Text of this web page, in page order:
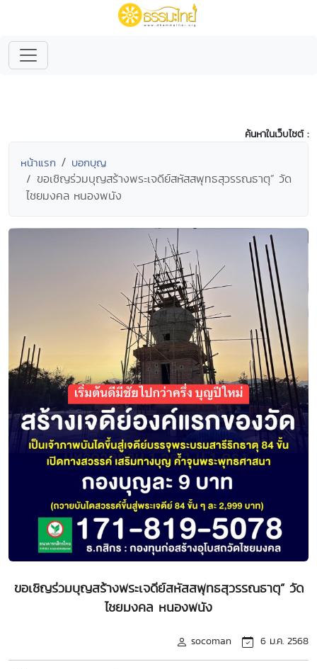
ค้นหาในเว็บไซต์ :
หน้าแรก บอกบุญ
ขอเชิญร่วมบุญสร้างพระเจดีย์สหัสสพุทธสุวรรณธาตุ” วัด
ไชยมงคล หนองพนัง
ขอเชิญร่วมบุญสร้างพระเจดีย์สหัสสพุทธสุวรรณธาตุ” วัด
ไชยมงคล หนองพนัง
socoman 6 ม.ค. 2568